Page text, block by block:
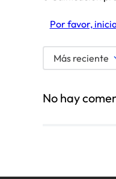
Por favor,
Más reciente
No hay